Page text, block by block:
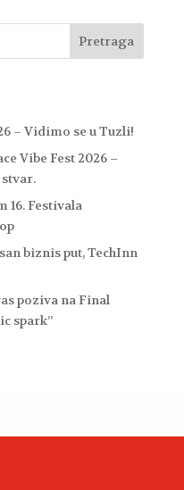
– Vidimo se u Tuzli!
Vibe Fest 2026 –
16. Festivala
biznis put, TechInn
poziva na Final
spark”